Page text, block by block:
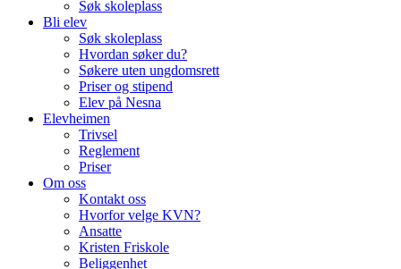
Søk skoleplass
Bli elev
Søk skoleplass
Hvordan søker du?
Søkere uten ungdomsrett
Priser og stipend
Elev på Nesna
Elevheimen
Trivsel
Reglement
Priser
Om oss
Kontakt oss
Hvorfor velge KVN?
Ansatte
Kristen Friskole
Beliggenhet